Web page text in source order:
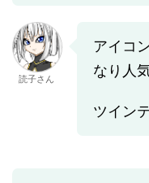
読子さん
アイコ
なり人
ツイン